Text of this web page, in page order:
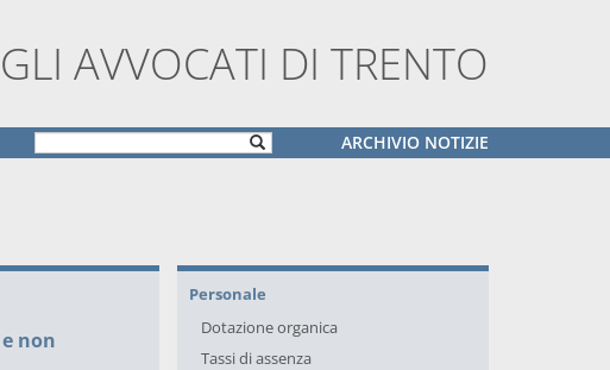
AVVOCATI DI TRENTO
ARCHIVIO NOTIZIE
non
Personale
Dotazione organica
Tassi di assenza